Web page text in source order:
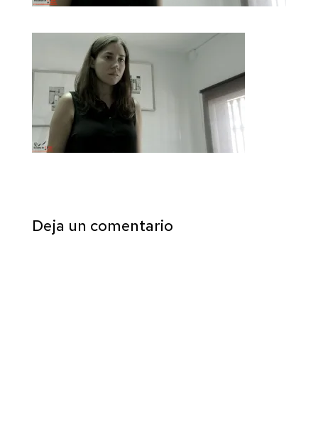
Deja un comentario